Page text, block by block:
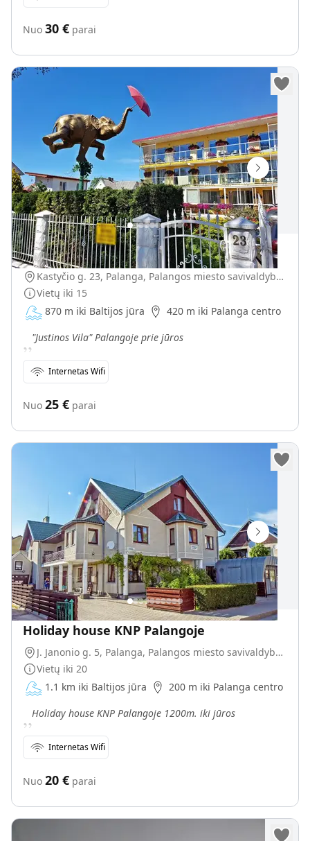
Nuo 30 € parai
Justinos Vila
Kastyčio g. 23, Palanga, Palangos miesto savivaldybė, Lietuva
Vietų iki 15
870 m iki Baltijos jūra
420 m iki Palanga centro
„"Justinos Vila" Palangoje prie jūros
Internetas Wifi
Nuo 25 € parai
Holiday house KNP Palangoje
J. Janonio g. 5, Palanga, Palangos miesto savivaldybė, Lietuva
Vietų iki 20
1.1 km iki Baltijos jūra
200 m iki Palanga centro
„Holiday house KNP Palangoje 1200m. iki jūros
Internetas Wifi
Nuo 20 € parai